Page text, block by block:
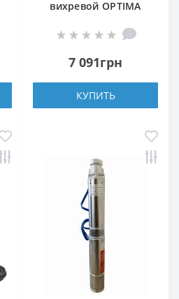
вихревой OPTIMA
0,75кВт + кабель 20м и
7 091грн
КУПИТЬ